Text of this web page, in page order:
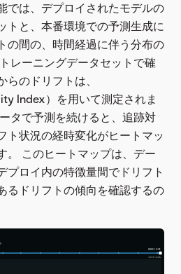
では、デプロイされたモデルの
トと、本番環境での予測生成に
の間の、時間経過に伴う分布の
レーニングデータセットで確
のドリフトは、
Index）を用いて測定されま
タで予測を続けると、追跡対
ト状況の経時変化がヒートマッ
。 このヒートマップは、デー
プロイ内の特徴量間でドリフト
るドリフトの傾向を確認するの